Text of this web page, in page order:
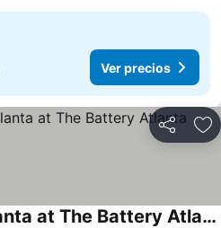
Ver precios
Compartir
Aloft by Marriott Atlanta at The Battery Atlanta